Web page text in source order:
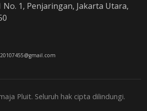
No. 1, Penjaringan, Jakarta Utara,
Pluit. Seluruh hak cipta dilindungi.